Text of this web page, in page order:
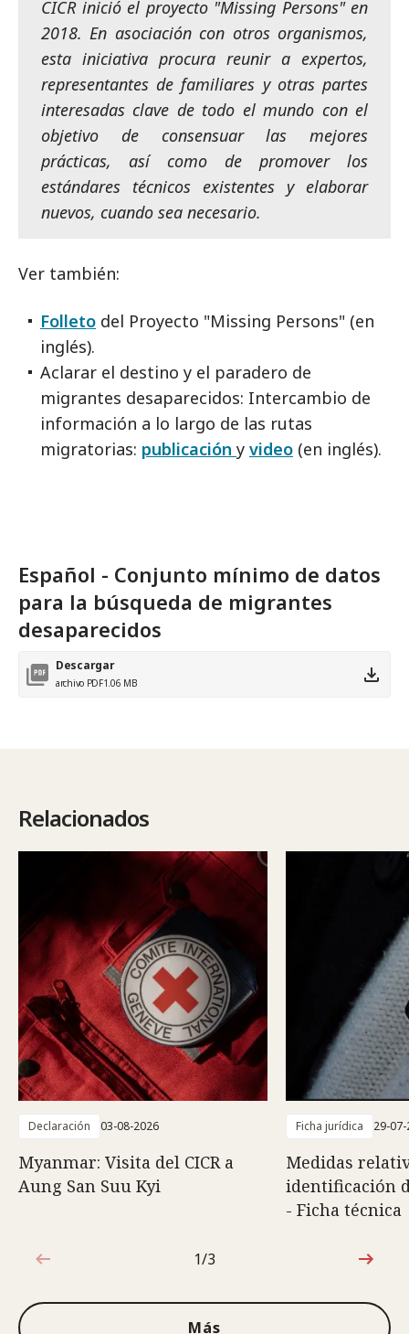
CICR inició el proyecto "Missing Persons" en
2018. En asociación con otros organismos,
esta iniciativa procura reunir a expertos,
representantes de familiares y otras partes
interesadas clave de todo el mundo con el
objetivo de consensuar las mejores
prácticas, así como de promover los
estándares técnicos existentes y elaborar
nuevos, cuando sea necesario.
Ver también:
Folleto del Proyecto "Missing Persons" (en
inglés).
Aclarar el destino y el paradero de
migrantes desaparecidos: Intercambio de
información a lo largo de las rutas
migratorias: publicación y video (en inglés).
Español - Conjunto mínimo de datos
para la búsqueda de migrantes
desaparecidos
Descargar
archivo PDF1.06 MB
Relacionados
Declaración 03-08-2026
Myanmar: Visita del CICR a
Aung San Suu Kyi
Ficha jurídica 29-
Medidas
identificación
- Ficha técnica
1de3
1/3
Más